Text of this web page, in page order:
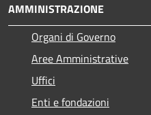
AMMINISTRAZIONE
Organi di Governo
Aree Amministrative
Uffici
Enti e fondazioni